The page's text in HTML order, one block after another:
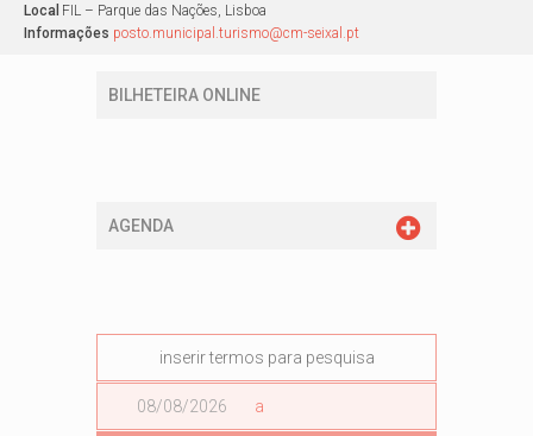
Local FIL – Parque das Nações, Lisboa
Informações posto.municipal.turismo@cm-seixal.pt
BILHETEIRA ONLINE
AGENDA
a
Data